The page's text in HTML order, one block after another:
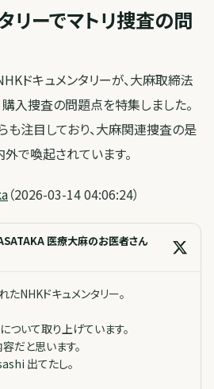
リーでマトリ捜査の問
ドキュメンタリーが、大麻取締法
購入捜査の問題点を特集しました。
注目しており、大麻関連捜査の是
で喚起されています。
（2026-03-14 04:06:24）
医療大麻のお医者さん
NHKドキュメンタリー。
ついて取り上げています。
だと思います。
出てたし。